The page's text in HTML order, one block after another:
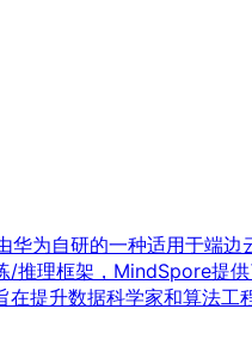
华为自研的一种适用于端边
/推理框架，MindSpore提
在提升数据科学家和算法工